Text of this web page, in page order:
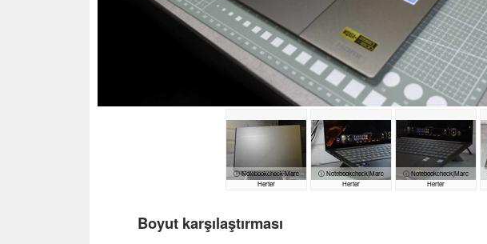
ⓘ Notebookcheck|Marc
Herter
ⓘ Notebookcheck|Marc
Herter
ⓘ Notebookcheck|Marc
Herter
Boyut karşılaştırması